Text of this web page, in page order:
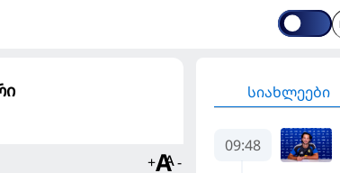
+ -
სიახლეები
09:48